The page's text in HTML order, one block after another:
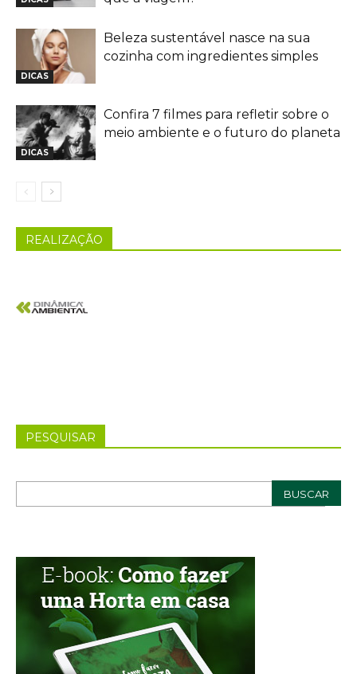
DICAS
Beleza sustentável nasce na sua
cozinha com ingredientes simples
DICAS
Confira 7 filmes para refletir sobre o
meio ambiente e o futuro do planeta
REALIZAÇÃO
PESQUISAR